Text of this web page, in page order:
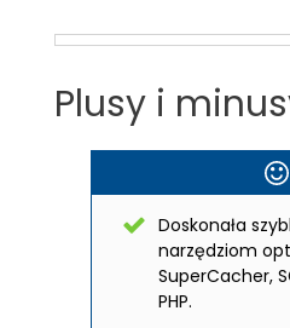
Plusy i
Doskonała
narzędziom
SuperCacher,
PHP.